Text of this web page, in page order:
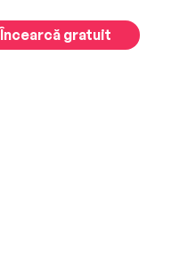
Încearcă gratuit